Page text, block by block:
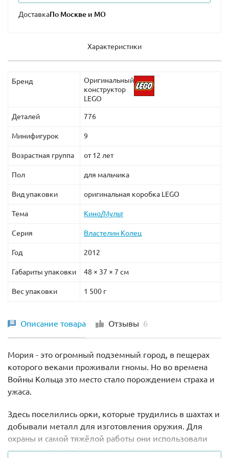
аксессуарами.
Доставка
Характеристики
Бренд
Оригинальный
конструктор
LEGO
Деталей 776
Минифигурок 9
Возрастная группа от 12 лет
Пол для мальчика
Вид упаковки оригинальная коробка LEGO
Тема Кино/Мульт
Серия Властелин Колец
Год 2012
Габариты упаковки 48 × 37 × 7 см
Вес упаковки 1 500 г
Описание товара Отзывы 6
Мория - это огромный подземный город, в пещерах
которого веками проживали гномы. Но во времена
Войны Кольца это место стало порождением страха и
ужаса.
Здесь поселились орки, которые трудились в шахтах и
добывали металл для изготовления оружия. Для
охраны и самой тяжёлой работы они использовали
пещерных троллей, закованных в кандалы.